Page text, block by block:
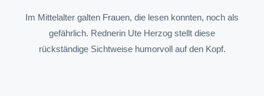
Im Mittelalter galten Frauen, die lesen konnten, noch als
gefährlich. Rednerin Ute Herzog stellt diese
rückständige Sichtweise humorvoll auf den Kopf.